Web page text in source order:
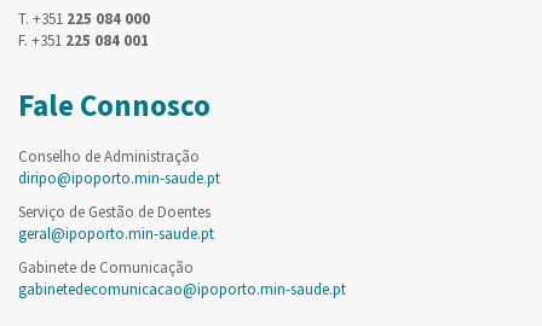
T. +351 225 084 000
F. +351 225 084 001
Fale Connosco
Conselho de Administração
diripo@ipoporto.min-saude.pt
Serviço de Gestão de Doentes
geral@ipoporto.min-saude.pt
Gabinete de Comunicação
gabinetedecomunicacao@ipoporto.min-saude.pt